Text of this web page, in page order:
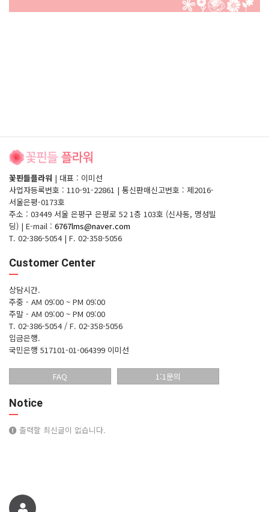
꽃핀들플라워 | 대표 : 이미선
사업자등록번호 : 110-91-22861 | 통신판매신고번호 : 제2016-
서울은평-0173호
주소 : 03449 서울 은평구 은평로 52 1층 103호 (신사동, 명성빌
딩) | E-mail : 6767lms@naver.com
T. 02-386-5054 | F. 02-358-5056
Customer Center
상담시간.
주중 - AM 09:00 ~ PM 09:00
주말 - AM 09:00 ~ PM 09:00
T. 02-386-5054 / F. 02-358-5056
입금은행.
국민은행 517101-01-064399 이미선
FAQ 1:1문의
Notice
출력할 최신글이 없습니다.